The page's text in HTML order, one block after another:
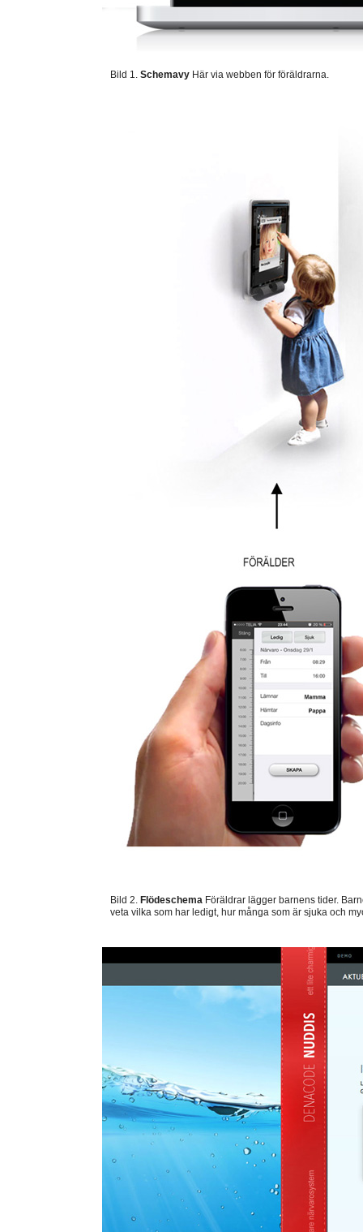
Bild 1. SchemavyHär via webben för föräldrarna.
Bild 2. FlödeschemaFöräldrar lägger barnens tider.
veta vilka som har ledigt, hur många som är sjuka och